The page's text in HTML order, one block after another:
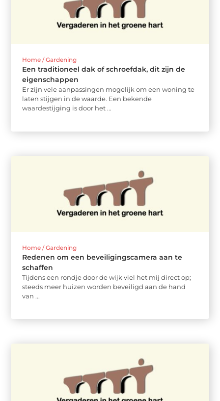
Home / Gardening
Een traditioneel dak of schroefdak, dit zijn de
eigenschappen
Er zijn vele aanpassingen mogelijk om een woning te
laten stijgen in de waarde. Een bekende
waardestijging is door het ...
Home / Gardening
Redenen om een beveiligingscamera aan te
schaffen
Tijdens een rondje door de wijk viel het mij direct op;
steeds meer huizen worden beveiligd aan de hand
van ...